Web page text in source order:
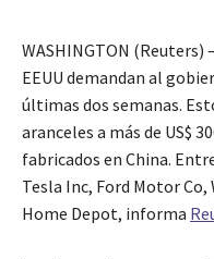
WASHINGTON (Reuters)
EEUU demandan al
últimas dos semanas.
aranceles a más de US$
fabricados en China.
Tesla Inc, Ford Motor
Home Depot, informa